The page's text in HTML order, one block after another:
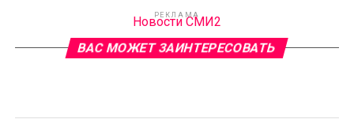
РЕКЛАМА
Новости СМИ2
ВАС МОЖЕТ ЗАИНТЕРЕСОВАТЬ